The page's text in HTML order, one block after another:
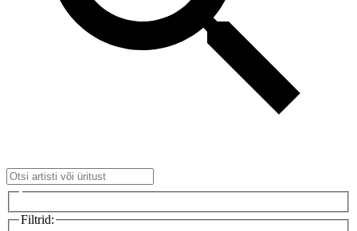
Filtrid: